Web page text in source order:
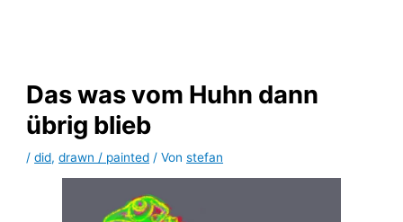
Das was vom Huhn dann
übrig blieb
/did,drawn / painted / Vonstefan